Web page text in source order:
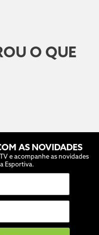
O QUE
AS NOVIDADES
e acompanhe as novidades
Esportiva.